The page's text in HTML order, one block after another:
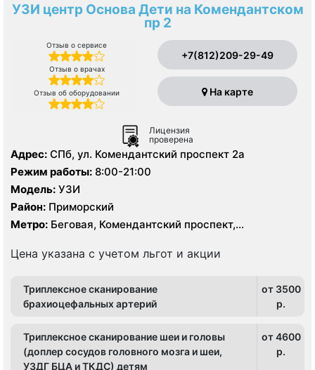
УЗИ центр Основа Дети на Комендантском
пр 2
Отзыв о сервисе
Отзыв о врачах
Отзыв об оборудовании
+7(812)209-29-49
На карте
Лицензия
проверена
Адрес: СПб, ул. Комендантский проспект 2а
Режим работы: 8:00-21:00
Модель: УЗИ
Район: Приморский
Метро: Беговая, Комендантский проспект,
Цена указана с учетом льгот и акции
Триплексное сканирование
брахиоцефальных артерий
от 3500
p.
Триплексное сканирование шеи и головы
(доплер сосудов головного мозга и шеи,
УЗДГ БЦА и ТКДС) детям
от 4600
p.